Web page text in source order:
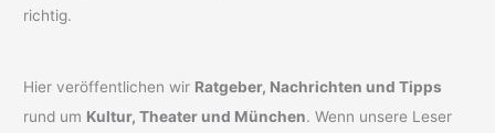
richtig.
Hier veröffentlichen wir Ratgeber, Nachrichten und Tipps
rund um Kultur, Theater und München. Wenn unsere Leser